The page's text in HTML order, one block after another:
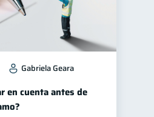
1
Gabriela Geara
en cuenta antes de